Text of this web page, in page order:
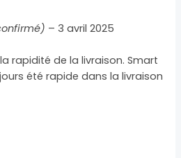
– 3 avril 2025
rapidité de la livraison. Smart
été rapide dans la livraison